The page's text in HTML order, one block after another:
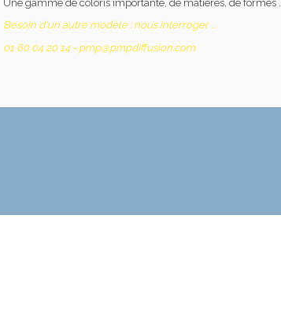
Une gamme de coloris importante, de matières, de formes ...
Besoin d'un autre modèle : nous interroger ...
01 60 04 20 14 - pmp@pmpdiffusion.com